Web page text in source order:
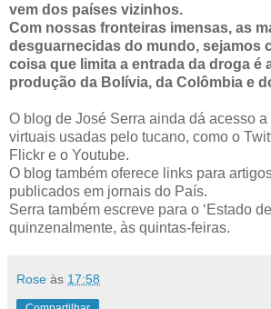
vem dos países vizinhos.
Com nossas fronteiras imensas, as
desguarnecidas do mundo, sejamos
coisa que limita a entrada da droga é
produção da Bolívia, da Colômbia e
O blog de José Serra ainda dá acesso
virtuais usadas pelo tucano, como o
Flickr e o Youtube.
O blog também oferece links para
publicados em jornais do País.
Serra também escreve para o ‘Estado
quinzenalmente, às quintas-feiras.
Rose às 17:58